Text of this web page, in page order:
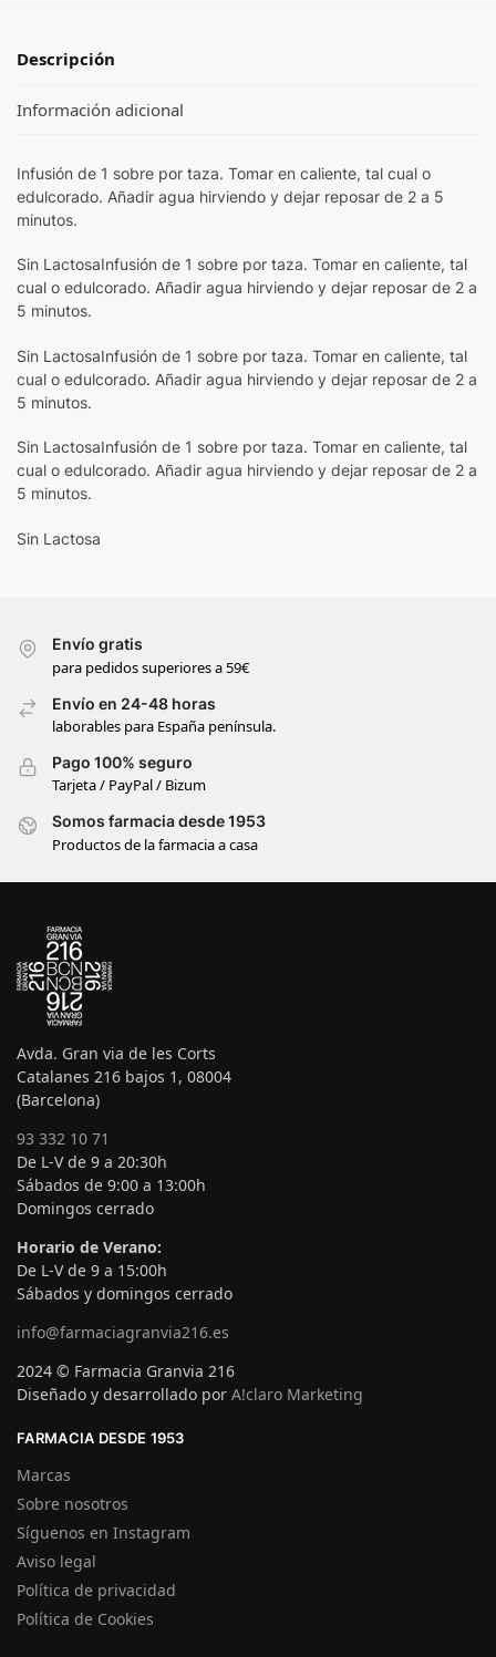
Descripción
Información adicional
Infusión de 1 sobre por taza. Tomar en caliente, tal cual o
edulcorado. Añadir agua hirviendo y dejar reposar de 2 a 5
minutos.
Sin LactosaInfusión de 1 sobre por taza. Tomar en caliente, tal
cual o edulcorado. Añadir agua hirviendo y dejar reposar de 2 a
5 minutos.
Sin LactosaInfusión de 1 sobre por taza. Tomar en caliente, tal
cual o edulcorado. Añadir agua hirviendo y dejar reposar de 2 a
5 minutos.
Sin LactosaInfusión de 1 sobre por taza. Tomar en caliente, tal
cual o edulcorado. Añadir agua hirviendo y dejar reposar de 2 a
5 minutos.
Sin Lactosa
Envío gratis
para pedidos superiores a 59€
Envío en 24-48 horas
laborables para España península.
Pago 100% seguro
Tarjeta / PayPal / Bizum
Somos farmacia desde 1953
Productos de la farmacia a casa
Avda. Gran via de les Corts
Catalanes 216 bajos 1, 08004
(Barcelona)
93 332 10 71
De L-V de 9 a 20:30h
Sábados de 9:00 a 13:00h
Domingos cerrado
Horario de Verano:
De L-V de 9 a 15:00h
Sábados y domingos cerrado
info@farmaciagranvia216.es
2024 © Farmacia Granvia 216
Diseñado y desarrollado por A!claro Marketing
FARMACIA DESDE 1953
Marcas
Sobre nosotros
Síguenos en Instagram
Aviso legal
Política de privacidad
Política de Cookies